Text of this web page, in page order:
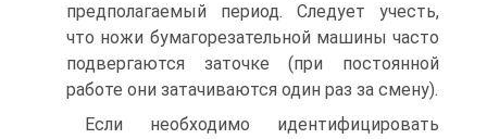
предполагаемый период. Следует учесть,
что ножи бумагорезательной машины часто
подвергаются заточке (при постоянной
работе они затачиваются один раз за смену).
Если необходимо идентифицировать